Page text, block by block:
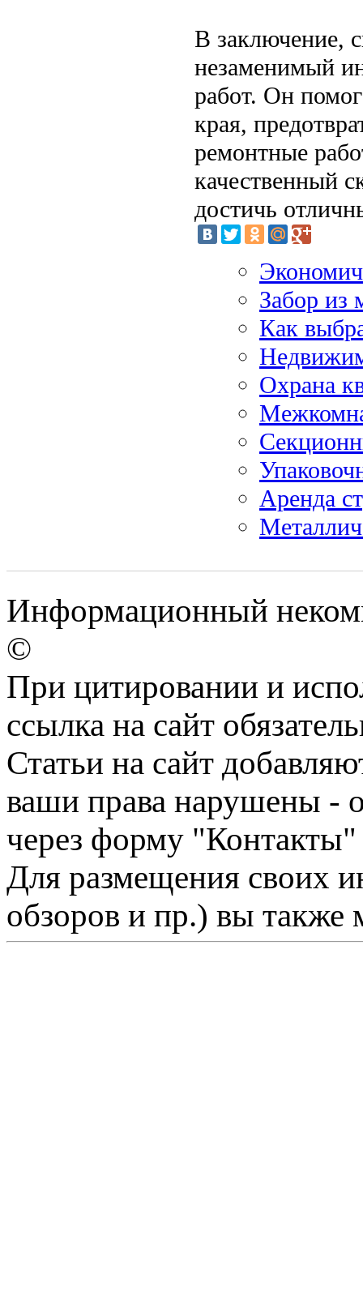
В заключение,
незаменимый
работ. Он
края,
ремонтные
качественный
достичь
Забор из
Как
Охрана
Аренда
Информационный
©
При цитировании и
ссылка на сайт
Статьи на сайт
ваши права нарушены -
через форму "Контакты"
Для размещения своих
обзоров и пр.) вы также